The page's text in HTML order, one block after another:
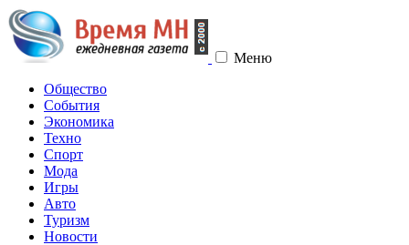
Меню
Общество
События
Экономика
Техно
Спорт
Мода
Игры
Авто
Туризм
Новости